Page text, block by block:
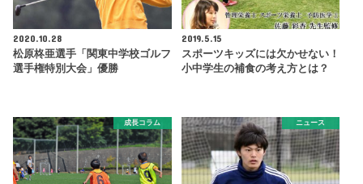
2020.10.28
松原柊亜選手「関東中学校ゴルフ
選手権特別大会」優勝
2019.5.15
スポーツキッズには欠かせない！
小中学生の補食の考え方とは？
成長コラム ニュース